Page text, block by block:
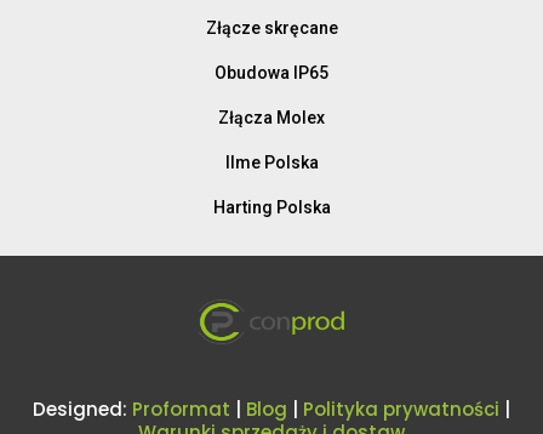
Złącze skręcane
Obudowa IP65
Złącza Molex
Ilme Polska
Harting Polska
Designed: Proformat Blog Polityka prywatności